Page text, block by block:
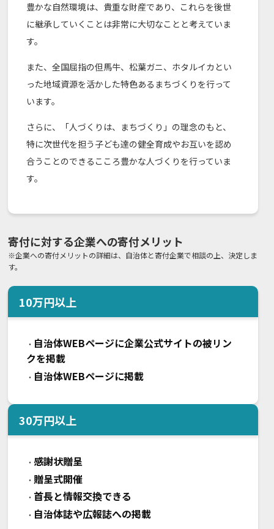
豊かな自然環境は、貴重な財産であり、これらを後世
に継承していくことは非常に大切なことと考えていま
す。
また、全国屈指の但馬牛、松葉ガニ、ホタルイカとい
った地域資源を活かした特色あるまちづくりを行って
います。
さらに、「人づくりは、まちづくり」の理念のもと、
特に次世代を担う子ども達の健全育成やお互いを認め
合うことのできるこころ豊かな人づくりを行っていま
す。
寄付に対する企業への寄付メリット
※企業への寄付メリットの詳細は、自治体と寄付企業で相談の上、決定しま
す。
10万円以上
・ 自治体WEBページに企業公式サイトの被リン
クを掲載
・ 自治体WEBページに掲載
30万円以上
・感謝状贈呈
・ 贈呈式開催
・ 首長と情報交換できる
・ 自治体誌や広報誌への掲載